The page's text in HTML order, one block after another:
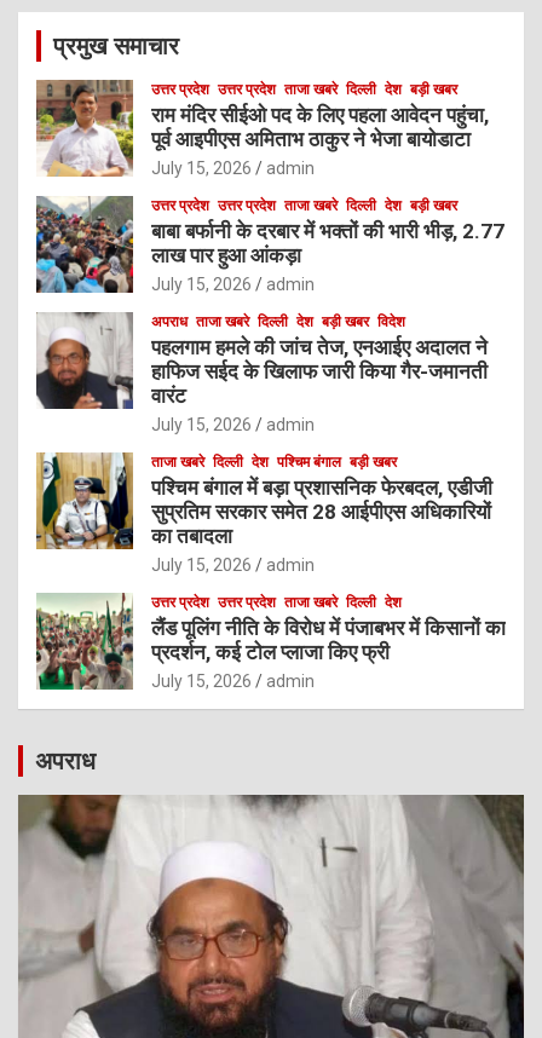
c
प्रमुख समाचार
उत्तर प्रदेश उत्तर प्रदेश ताजा खबरे दिल्ली देश बड़ी खबर
राम मंदिर सीईओ पद के लिए पहला आवेदन पहुंचा,
पूर्व आइपीएस अमिताभ ठाकुर ने भेजा बायोडाटा
July 15, 2026 admin
उत्तर प्रदेश उत्तर प्रदेश ताजा खबरे दिल्ली देश बड़ी खबर
बाबा बर्फानी के दरबार में भक्तों की भारी भीड़, 2.77
लाख पार हुआ आंकड़ा
July 15, 2026 admin
अपराध ताजा खबरे दिल्ली देश बड़ी खबर विदेश
पहलगाम हमले की जांच तेज, एनआईए अदालत ने
हाफिज सईद के खिलाफ जारी किया गैर-जमानती
वारंट
July 15, 2026 admin
ताजा खबरे दिल्ली देश पश्चिम बंगाल बड़ी खबर
पश्चिम बंगाल में बड़ा प्रशासनिक फेरबदल, एडीजी
सुप्रतिम सरकार समेत 28 आईपीएस अधिकारियों
का तबादला
July 15, 2026 admin
उत्तर प्रदेश उत्तर प्रदेश ताजा खबरे दिल्ली देश
लैंड पूलिंग नीति के विरोध में पंजाबभर में किसानों का
प्रदर्शन, कई टोल प्लाजा किए फ्री
July 15, 2026 admin
अपराध